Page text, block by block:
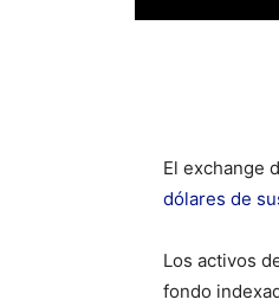
El exchange
dólares de
Los activos
fondo